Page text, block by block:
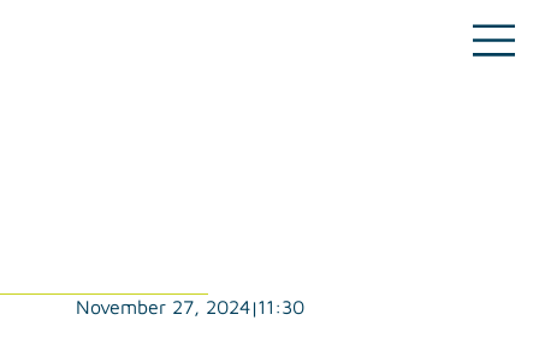
November 27, 2024|11:30